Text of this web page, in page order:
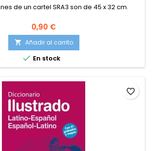
de un cartel SRA3 son de 45 x 32 cm.
0,90 €
 Añadir al carrito
 En stock
favorite_border